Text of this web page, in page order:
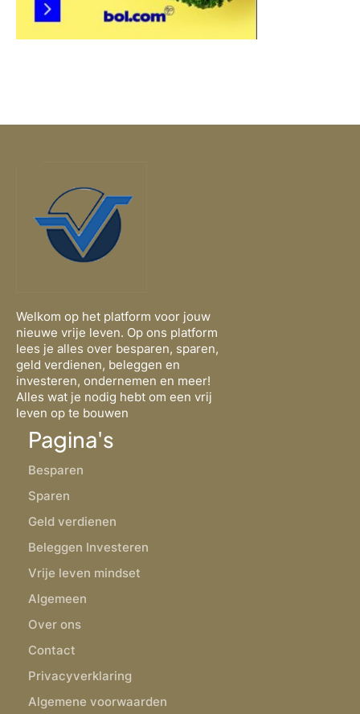
Welkom op het platform voor jouw
nieuwe vrije leven. Op ons platform
lees je alles over besparen, sparen,
geld verdienen, beleggen en
investeren, ondernemen en meer!
Alles wat je nodig hebt om een vrij
leven op te bouwen
Pagina's
Besparen
Sparen
Geld verdienen
Beleggen Investeren
Vrije leven mindset
Algemeen
Over ons
Contact
Privacyverklaring
Algemene voorwaarden